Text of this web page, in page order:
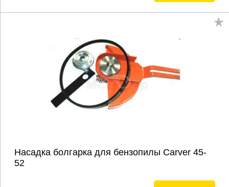
Насадка болгарка для бензопилы Carver 45-
52